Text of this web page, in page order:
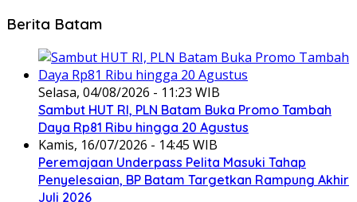
Berita Batam
Selasa, 04/08/2026 - 11:23 WIB
Sambut HUT RI, PLN Batam Buka Promo Tambah
Daya Rp81 Ribu hingga 20 Agustus
Kamis, 16/07/2026 - 14:45 WIB
Peremajaan Underpass Pelita Masuki Tahap
Penyelesaian, BP Batam Targetkan Rampung Akhir
Juli 2026